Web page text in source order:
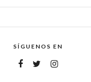
SÍGUENOS EN